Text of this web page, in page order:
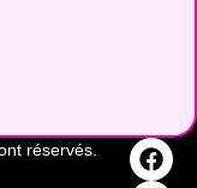
réservés.